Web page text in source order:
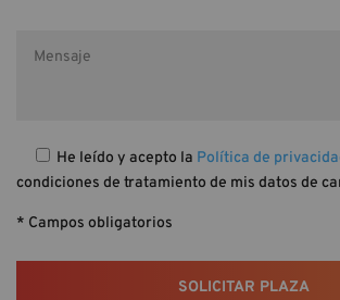
He leído y acepto la Política de
condiciones de tratamiento de mis datos de
* Campos obligatorios